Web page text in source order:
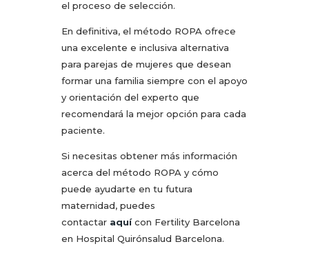
el proceso de selección.
En definitiva, el método ROPA ofrece
una excelente e inclusiva alternativa
para parejas de mujeres que desean
formar una familia siempre con el apoyo
y orientación del experto que
recomendará la mejor opción para cada
paciente.
Si necesitas obtener más información
acerca del método ROPA y cómo
puede ayudarte en tu futura
maternidad, puedes
contactar aquícon Fertility Barcelona
en Hospital Quirónsalud Barcelona.